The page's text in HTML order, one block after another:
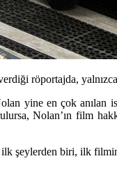
röportajda,
yine en çok anılan
Nolan’ın film
ilk şeylerden biri, ilk